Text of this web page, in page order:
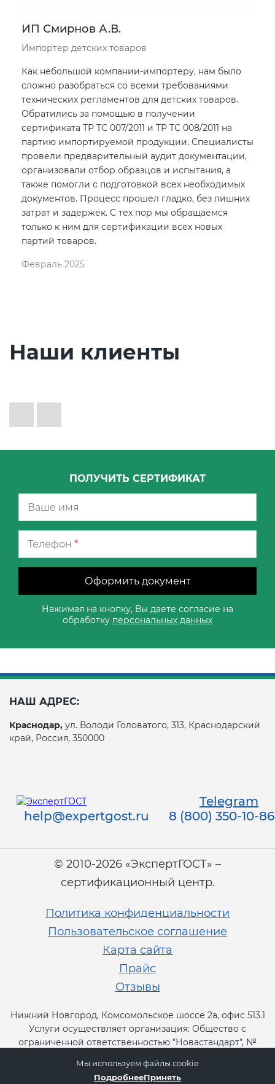
ИП Смирнов А.В.
Импортер детских товаров
Как небольшой компании-импортеру, нам было
сложно разобраться со всеми требованиями
технических регламентов для детских товаров.
Обратились за помощью в получении
сертификата ТР ТС 007/2011 и ТР ТС 008/2011 на
партию импортируемой продукции. Специалисты
провели предварительный аудит документации,
организовали отбор образцов и испытания, а
также помогли с подготовкой всех необходимых
документов. Процесс прошел гладко, без лишних
затрат и задержек. С тех пор мы обращаемся
только к ним для сертификации всех новых
партий товаров.
Февраль 2025
Наши клиенты
ПОЛУЧИТЬ СЕРТИФИКАТ
Телефон *
Оформить документ
Нажимая на кнопку, Вы даете согласие на
обработку персональных данных
НАШ АДРЕС:
Краснодар, ул. Володи Головатого, 313, Краснодарский
край, Россия, 350000
Telegram
help@expertgost.ru
8 (800) 350-10-86
© 2010-2026 «ЭкспертГОСТ» –
сертификационный центр.
Политика конфиденциальности
Пользовательское соглашение
Карта сайта
Прайс
Отзывы
Нижний Новгород, Комсомольское шоссе 2а, офис 513.1
Услуги осуществляет организация: Общество с
ограниченной ответственностью "Новастандарт", №
Мы используем файлы cookie
ПодробнееПринять